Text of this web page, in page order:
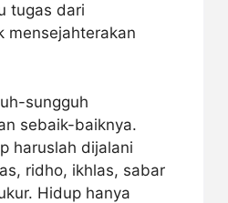
tugas dari
mensejahterakan
sungguh
sebaik-baiknya.
haruslah dijalani
ridho, ikhlas, sabar
Hidup hanya